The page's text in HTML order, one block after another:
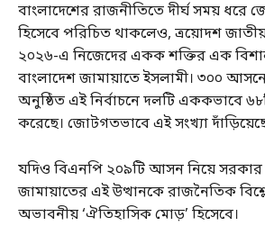
বাংলাদেশের রাজনীতিতে দীর্ঘ সময় ধরে
হিসেবে পরিচিত থাকলেও, ত্রয়োদশ জাতীয়
২০২৬-এ নিজেদের একক শক্তির এক
বাংলাদেশ জামায়াতে ইসলামী। ৩০০
অনুষ্ঠিত এই নির্বাচনে দলটি এককভাবে
করেছে। জোটগতভাবে এই সংখ্যা
যদিও বিএনপি ২০৯টি আসন নিয়ে
জামায়াতের এই উত্থানকে রাজনৈতিক
অভাবনীয় ‘ঐতিহাসিক মোড়’ হিসেবে।